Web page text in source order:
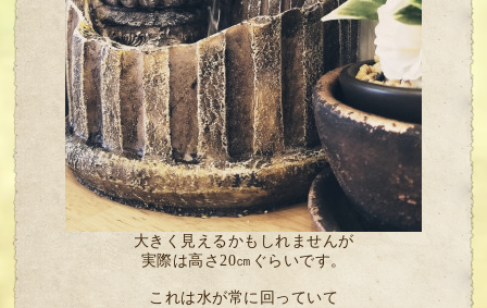
大きく見えるかもしれませんが
実際は高さ20㎝ぐらいです。
これは水が常に回っていて